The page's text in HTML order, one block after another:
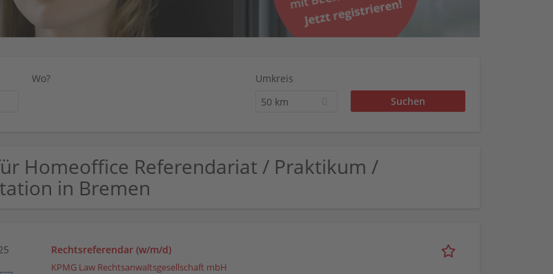
Wo?
Umkreis
50 km
Homeoffice Referendariat / Praktikum /
in Bremen
Rechtsreferendar (w/m/d)
KPMG Law Rechtsanwaltsgesellschaft mbH